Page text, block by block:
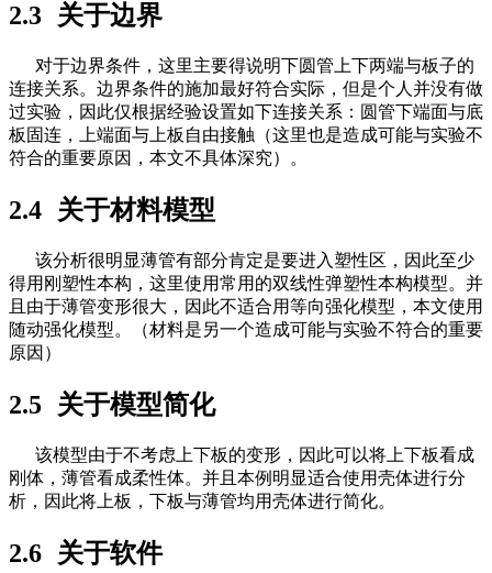
2.3 关于边界
对于边界条件，这里主要得说明下圆管上下两端与板子的
连接关系。边界条件的施加最好符合实际，但是个人并没有做
过实验，因此仅根据经验设置如下连接关系：圆管下端面与底
板固连，上端面与上板自由接触（这里也是造成可能与实验不
符合的重要原因，本文不具体深究）。
2.4 关于材料模型
该分析很明显薄管有部分肯定是要进入塑性区，因此至少
得用刚塑性本构，这里使用常用的双线性弹塑性本构模型。并
且由于薄管变形很大，因此不适合用等向强化模型，本文使用
随动强化模型。（材料是另一个造成可能与实验不符合的重要
原因）
2.5 关于模型简化
该模型由于不考虑上下板的变形，因此可以将上下板看成
刚体，薄管看成柔性体。并且本例明显适合使用壳体进行分
析，因此将上板，下板与薄管均用壳体进行简化。
2.6 关于软件